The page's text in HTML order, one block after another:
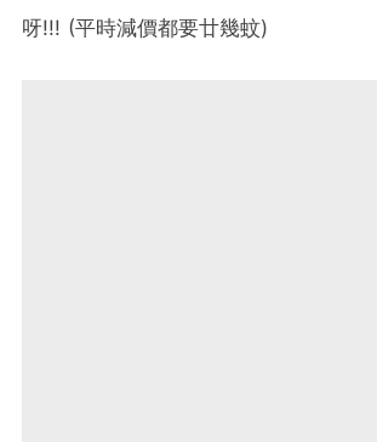
呀!!! (平時減價都要廿幾蚊)